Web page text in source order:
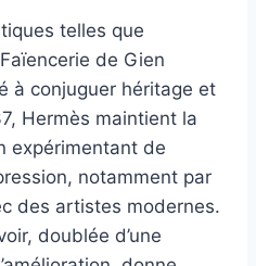
telles que
de Gien
à conjuguer héritage et
Hermès maintient la
expérimentant de
notamment par
des artistes modernes.
doublée d’une